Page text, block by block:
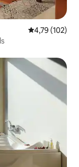
4,79 de uma
4,79 (102)